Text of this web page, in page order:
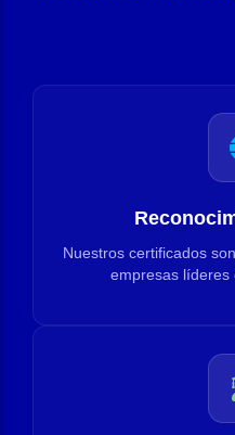
Nuestros certificados
empresas líderes